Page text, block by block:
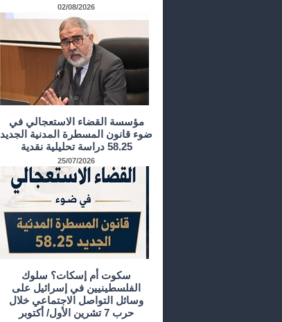
02/08/2026
مؤسسة القضاء الاستعجالي في
ضوء قانون المسطرة المدنية الجديد
58.25 دراسة تحليلية نقدية
25/07/2026
سكوت أم إسكات؟ سلوك
الفلسطينيين في إسرائيل على
وسائل التواصل الاجتماعي خلال
حرب 7 تشرين الأول/ أكتوبر